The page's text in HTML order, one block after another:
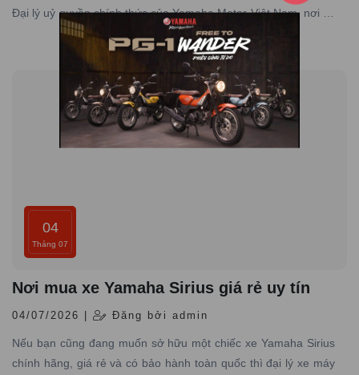
Đại lý uỷ quyền chính thức của Yamaha Motor Việt Nam, nơi có
hơn 10 năm kinh nghiệm trong lĩnh vực phân phối xe máy
Yamaha chính hãng trên toàn quốc
04
Tháng 07
Nơi mua xe Yamaha Sirius giá rẻ uy tín
04/07/2026 | Đăng bởi admin
Nếu bạn cũng đang muốn sở hữu một chiếc xe Yamaha Sirius
chính hãng, giá rẻ và có bảo hành toàn quốc thì đại lý xe máy